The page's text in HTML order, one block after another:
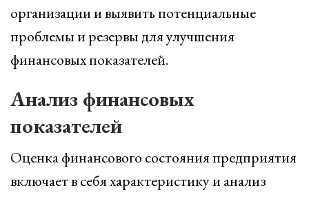
организации и выявить потенциальные
проблемы и резервы для улучшения
финансовых показателей.
Анализ финансовых
показателей
Оценка финансового состояния предприятия
включает в себя характеристику и анализ